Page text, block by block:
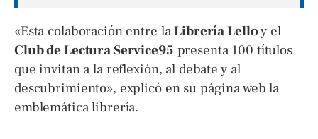
«Esta colaboración entre laLibrería Lelloy el
Club de Lectura Service95 presenta 100 títulos
que invitan a la reflexión, al debate y al
descubrimiento», explicó en su página web la
emblemática librería.